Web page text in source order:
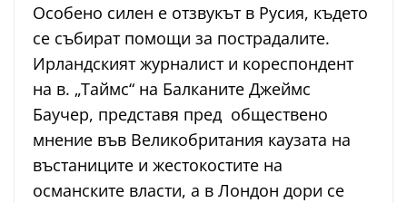
Особено силен е отзвукът в Русия, където
се събират помощи за пострадалите.
Ирландският журналист и кореспондент
на в. „Таймс“ на Балканите Джеймс
Баучер, представя пред обществено
мнение във Великобритания каузата на
въстаниците и жестокостите на
османските власти, а в Лондон дори се